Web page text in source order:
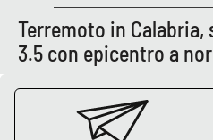
Terremoto in
3.5 con epicentro a